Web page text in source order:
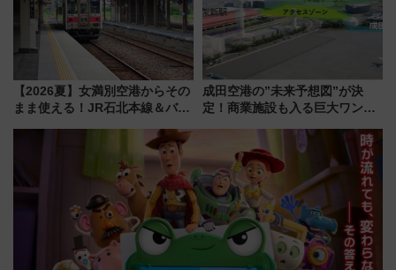
【2026夏】女満別空港からその
まま使える！JR石北本線＆バス
ーパス」でおトクに道東観光
成田空港の”未来予想図”が決
定！商業施設も入る巨大ワンタ
で新型特急が品川･羽田とを結
ぶ！ JR空港駅は2面3線化！